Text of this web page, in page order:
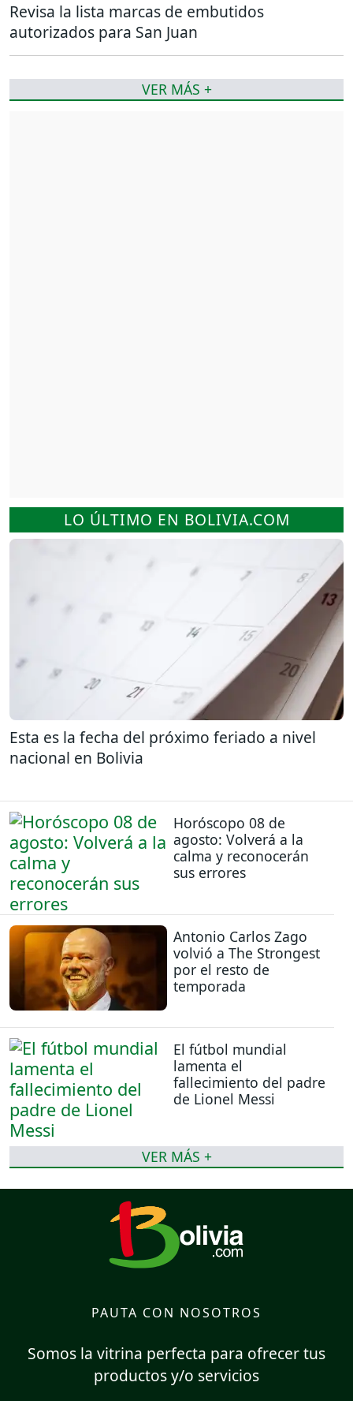
LO ÚLTIMO EN BOLIVIA.COM
Esta es la fecha del próximo feriado a nivel
nacional en Bolivia
Horóscopo 08 de
agosto: Volverá a la
calma y reconocerán
sus errores
Antonio Carlos Zago
volvió a The Strongest
por el resto de
temporada
El fútbol mundial
lamenta el
fallecimiento del padre
de Lionel Messi
VER MÁS +
Revisa la lista marcas de embutidos
autorizados para San Juan
VER MÁS +
PAUTA CON NOSOTROS
Somos la vitrina perfecta para ofrecer tus
productos y/o servicios